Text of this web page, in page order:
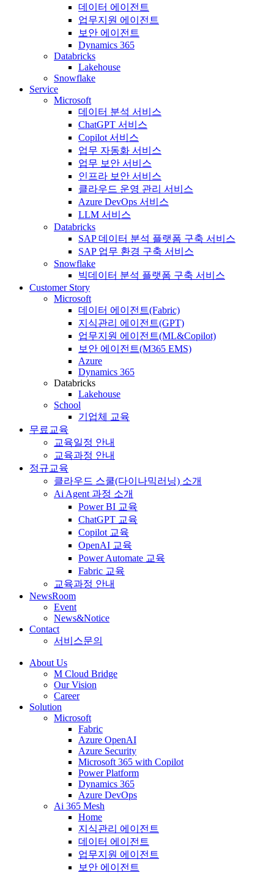
데이터 에이전트
업무지원 에이전트
보안 에이전트
Dynamics 365
Databricks
Lakehouse
Snowflake
Service
Microsoft
데이터 분석 서비스
ChatGPT 서비스
Copilot 서비스
업무 자동화 서비스
업무 보안 서비스
인프라 보안 서비스
클라우드 운영 관리 서비스
Azure DevOps 서비스
LLM 서비스
Databricks
SAP 데이터 분석 플랫폼 구축 서비스
SAP 업무 환경 구축 서비스
Snowflake
빅데이터 분석 플랫폼 구축 서비스
Customer Story
Microsoft
데이터 에이전트(Fabric)
지식관리 에이전트(GPT)
업무지원 에이전트(ML&Copilot)
보안 에이전트(M365 EMS)
Azure
Dynamics 365
Databricks
Lakehouse
School
기업체 교육
무료교육
교육일정 안내
교육과정 안내
정규교육
클라우드 스쿨(다이나믹러닝) 소개
Ai Agent 과정 소개
Power BI 교육
ChatGPT 교육
Copilot 교육
OpenAI 교육
Power Automate 교육
Fabric 교육
교육과정 안내
NewsRoom
Event
News&Notice
Contact
서비스문의
About Us
M Cloud Bridge
Our Vision
Career
Solution
Microsoft
Fabric
Azure OpenAI
Azure Security
Microsoft 365 with Copilot
Power Platform
Dynamics 365
Azure DevOps
Ai 365 Mesh
Home
지식관리 에이전트
데이터 에이전트
업무지원 에이전트
보안 에이전트